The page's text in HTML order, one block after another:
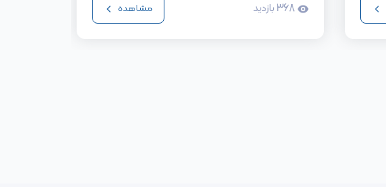
368 بازدید مشاهده